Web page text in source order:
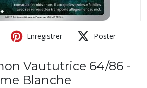
Enregistrer Poster
Vaututrice 64/86 -
Blanche